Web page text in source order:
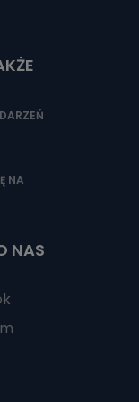
NA
NAS